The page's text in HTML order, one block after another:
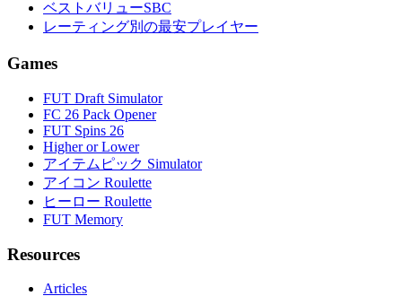
ベストバリューSBC
レーティング別の最安プレイヤー
Games
FUT Draft Simulator
FC 26 Pack Opener
FUT Spins 26
Higher or Lower
アイテムピック Simulator
アイコン Roulette
ヒーロー Roulette
FUT Memory
Resources
Articles